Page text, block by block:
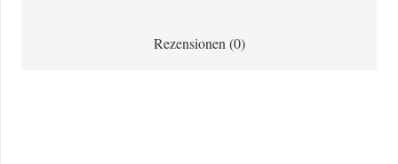
Rezensionen (0)